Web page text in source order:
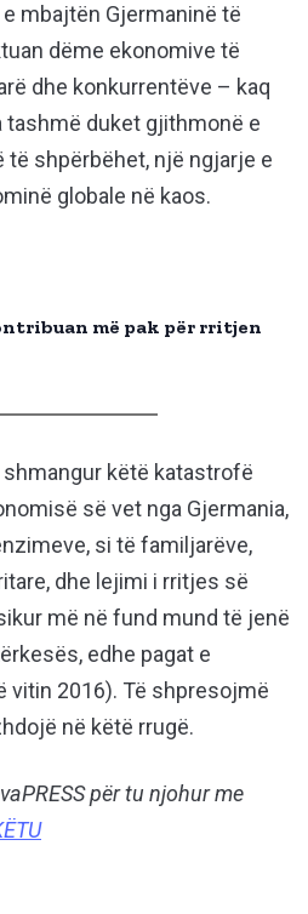
mbajtën Gjermaninë të
dëme ekonomive të
dhe konkurrentëve – kaq
tashmë duket gjithmonë e
të shpërbëhet, një ngjarje e
globale në kaos.
më pak për rritjen
shmangur këtë katastrofë
së vet nga Gjermania,
si të familjarëve,
dhe lejimi i rritjes së
më në fund mund të jenë
edhe pagat e
vitin 2016). Të shpresojmë
në këtë rrugë.
për tu njohur me